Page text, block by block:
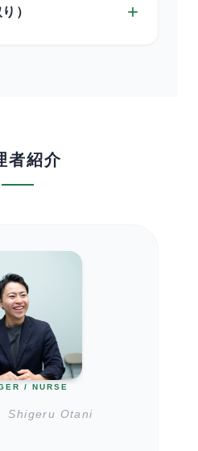
） +
者紹介
/ NURSE
Shigeru Otani